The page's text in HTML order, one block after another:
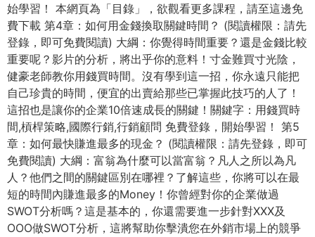
始學習！ 本網頁為「目錄」，欲觀看更多課程，請至這邊免
費下載 第4章：如何用金錢換取關鍵時間？ (閱讀權限：請先
登錄，即可免費閱讀) 大綱：你覺得時間重要？還是金錢比較
重要呢？影片的分析，將出乎你的意料！寸金難買寸光陰，
健豪老師教你用錢買時間。沒有學到這一招，你永遠只能把
自己珍貴的時間，便宜的出賣給那些已掌握此技巧的人了！
這招也是讓你的企業10倍速成長的關鍵！關鍵字：用錢買時
間,槓桿策略,國際行銷,行銷顧問 免費登錄，開始學習！ 第5
章：如何最快賺進最多的現金？ (閱讀權限：請先登錄，即可
免費閱讀) 大綱：富翁為什麼可以當富翁？凡人之所以為凡
人？他們之間的關鍵區別在哪裡？了解這些，你將可以在最
短的時間內賺進最多的Money！你曾經對你的企業做過
SWOT分析嗎？這是基本的，你還需要進一步針對XXX及
OOO做SWOT分析，這將幫助你擊潰您在外銷市場上的競爭